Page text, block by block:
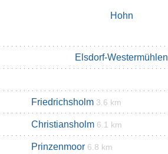
Hohn
Elsdorf-Westermühlen
Friedrichsholm 3.6 km
Christiansholm 6.1 km
Prinzenmoor 6.8 km